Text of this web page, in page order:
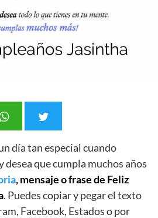
día tan especial cuando
desea que cumpla muchos años
, mensaje o frase de Feliz
. Puedes copiar y pegar el texto
Facebook, Estados o por